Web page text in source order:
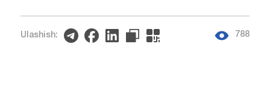
Ulashish: 788